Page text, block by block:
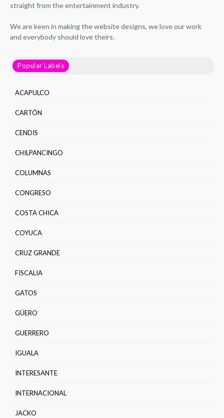
straight from the entertainment industry.
We are keen in making the website designs, we love our work
and everybody should love theirs.
Popular Labels
ACAPULCO
CARTÓN
CENDIS
CHILPANCINGO
COLUMNAS
CONGRESO
COSTA CHICA
COYUCA
CRUZ GRANDE
FISCALIA
GATOS
GÜERO
GUERRERO
IGUALA
INTERESANTE
INTERNACIONAL
JACKO